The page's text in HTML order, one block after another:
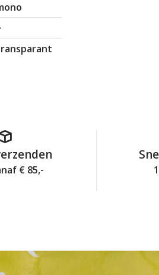
€ 85,-